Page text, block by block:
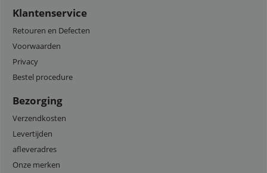
Klantenservice
Retouren en Defecten
Voorwaarden
Privacy
Bestel procedure
Bezorging
Verzendkosten
Levertijden
afleveradres
Onze merken